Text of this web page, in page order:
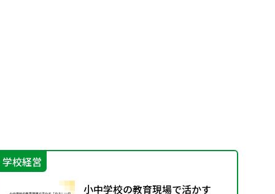
学校経営
小中学校の教育現場で活かす